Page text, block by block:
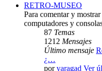
RETRO-MUSEO
Para comentar y
computadores y
87 Temas
1212 Mensajes
Último mensaje
¿…
poryaragad Ver